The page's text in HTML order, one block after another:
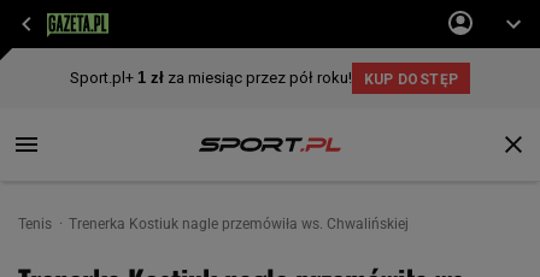
Tenis Trenerka Kostiuk nagle przemówiła ws. Chwalińskiej